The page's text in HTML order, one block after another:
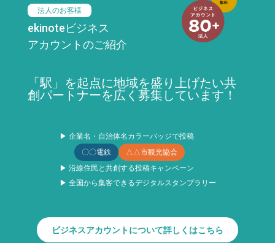
法人のお客様
ekinoteビジネス
アカウントのご紹介
「駅」を起点に地域を盛り上げたい共
創パートナーを広く募集しています！
▶ 企業名・自治体名カラーバッジで投稿
〇〇電鉄
△△市観光協会
▶ 沿線住民と共創する投稿キャンペーン
▶ 全国から集客できるデジタルスタンプラリー
ビジネスアカウントについて詳しくはこちら